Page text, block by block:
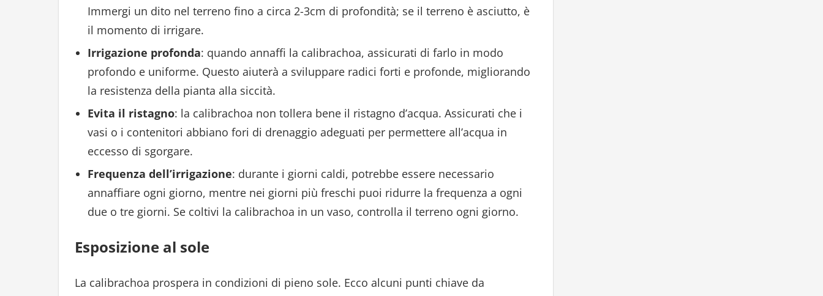
Immergi un dito nel terreno fino a circa 2-3cm di profondità; se il terreno è asciutto, è
il momento di irrigare.
Irrigazione profonda: quando annaffi la calibrachoa, assicurati di farlo in modo
profondo e uniforme. Questo aiuterà a sviluppare radici forti e profonde, migliorando
la resistenza della pianta alla siccità.
Evita il ristagno: la calibrachoa non tollera bene il ristagno d’acqua. Assicurati che i
vasi o i contenitori abbiano fori di drenaggio adeguati per permettere all’acqua in
eccesso di sgorgare.
Frequenza dell’irrigazione: durante i giorni caldi, potrebbe essere necessario
annaffiare ogni giorno, mentre nei giorni più freschi puoi ridurre la frequenza a ogni
due o tre giorni. Se coltivi la calibrachoa in un vaso, controlla il terreno ogni giorno.
Esposizione al sole
La calibrachoa prospera in condizioni di pieno sole. Ecco alcuni punti chiave da